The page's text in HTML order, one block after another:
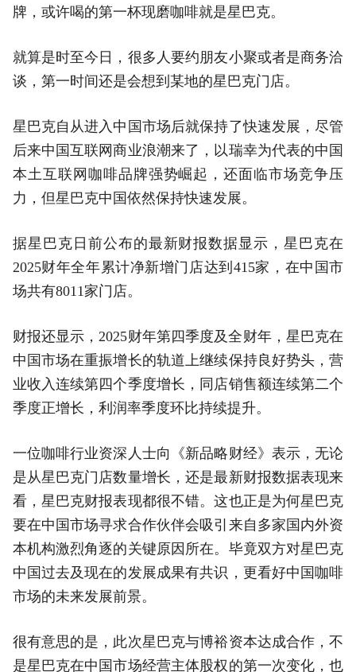
牌，或许喝的第一杯现磨咖啡就是星巴克。
就算是时至今日，很多人要约朋友小聚或者是商务洽
谈，第一时间还是会想到某地的星巴克门店。
星巴克自从进入中国市场后就保持了快速发展，尽管
后来中国互联网商业浪潮来了，以瑞幸为代表的中国
本土互联网咖啡品牌强势崛起，还面临市场竞争压
力，但星巴克中国依然保持快速发展。
据星巴克日前公布的最新财报数据显示，星巴克在
2025财年全年累计净新增门店达到415家，在中国市
场共有8011家门店。
财报还显示，2025财年第四季度及全财年，星巴克在
中国市场在重振增长的轨道上继续保持良好势头，营
业收入连续第四个季度增长，同店销售额连续第二个
季度正增长，利润率季度环比持续提升。
一位咖啡行业资深人士向《新品略财经》表示，无论
是从星巴克门店数量增长，还是最新财报数据表现来
看，星巴克财报表现都很不错。这也正是为何星巴克
要在中国市场寻求合作伙伴会吸引来自多家国内外资
本机构激烈角逐的关键原因所在。毕竟双方对星巴克
中国过去及现在的发展成果有共识，更看好中国咖啡
市场的未来发展前景。
很有意思的是，此次星巴克与博裕资本达成合作，不
是星巴克在中国市场经营主体股权的第一次变化，也